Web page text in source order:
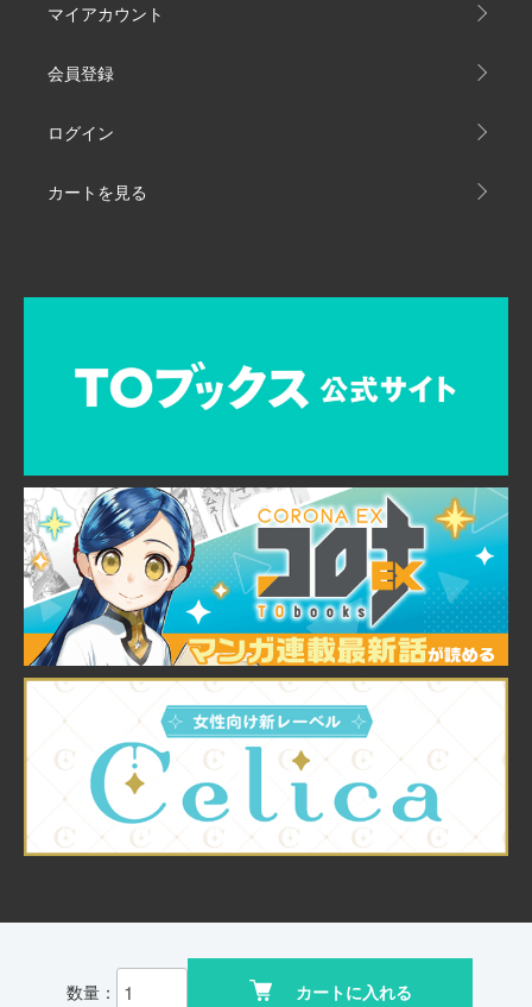
数量： カートに入れる
マイアカウント
会員登録
ログイン
カートを見る